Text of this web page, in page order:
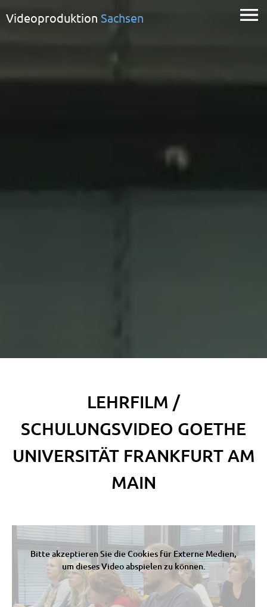
Videoproduktion Sachsen
LEHRFILM /
SCHULUNGSVIDEO GOETHE
UNIVERSITÄT FRANKFURT AM
MAIN
Bitte akzeptieren Sie die Cookies für Externe Medien,
um dieses Video abspielen zu können.